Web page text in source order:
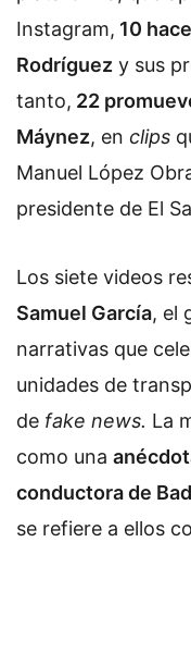
Instagram, 10
Rodríguez y sus
tanto, 22
Máynez, en clips
Manuel López
presidente de El
Los siete videos
Samuel García, el
narrativas que
unidades de
de fake news. La
como una
conductora de
se refiere a ellos